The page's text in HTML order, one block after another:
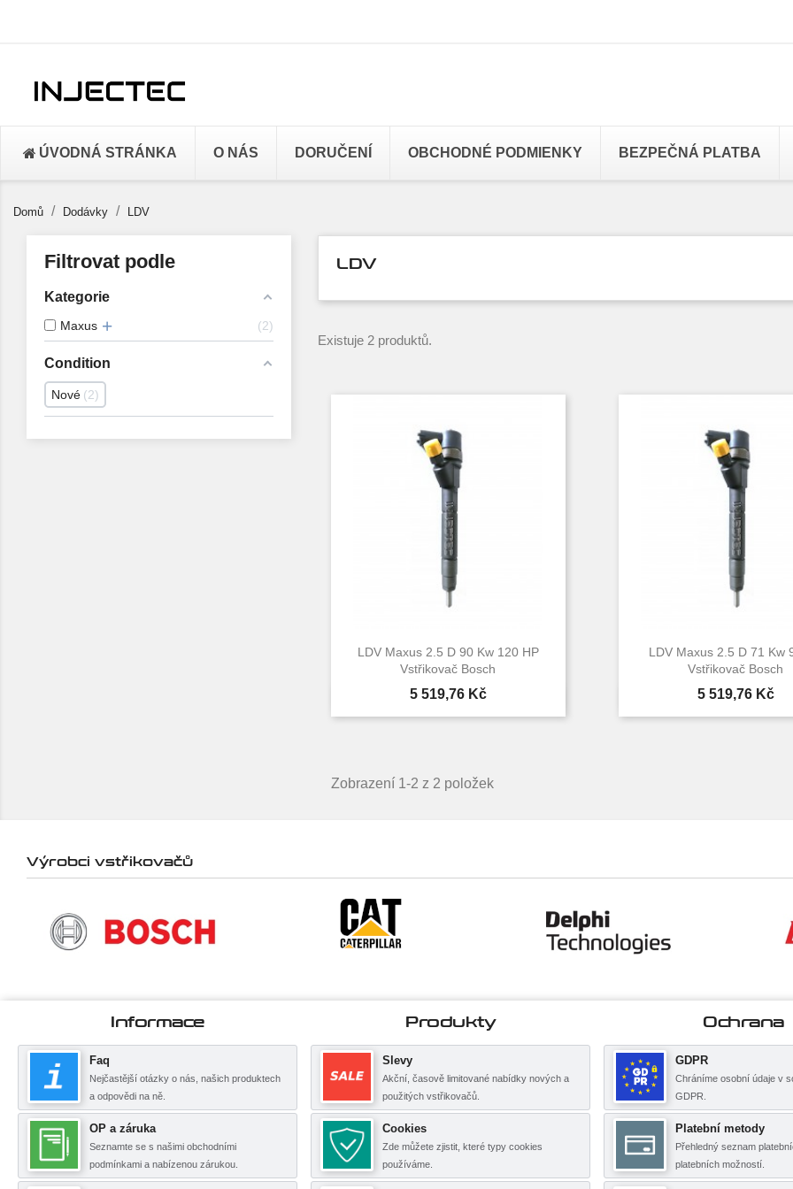
ÚVODNÁ STRÁNKA O NÁS DORUČENÍ OBCHODNÉ PODMIENKY BEZPEČNÁ PLATBA
Domů Dodávky LDV
Filtrovat podle
Kategorie
Maxus 2
Condition
Nové 2
LDV
Existuje 2 produktů.
LDV Maxus 2.5 D 90 Kw 120 HP
Vstřikovač Bosch
Cena
5 519,76 Kč
 Rychlý náhled
LDV Maxus 2.5 D 71 Kw
Vstřikovač Bosch
Cena
5 519,76 Kč
 Rychlý náhled
Zobrazení 1-2 z 2 položek
Výrobci vstřikovačů
Informace
Faq
Nejčastější otázky o nás, našich produktech
a odpovědi na ně.
OP a záruka
Seznamte se s našimi obchodními
podmínkami a nabízenou zárukou.
Produkty
Slevy
Akční, časově limitované nabídky nových a
použitých vstřikovačů.
Cookies
Zde můžete zjistit, které typy cookies
používáme.
Ochrana
GDPR
Chráníme osobní údaje v
GDPR.
Platební metody
Přehledný seznam
platebních možností.